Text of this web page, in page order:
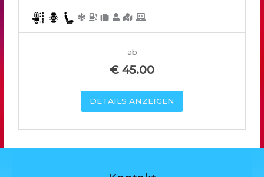
ab
€ 45.00
DETAILS ANZEIGEN